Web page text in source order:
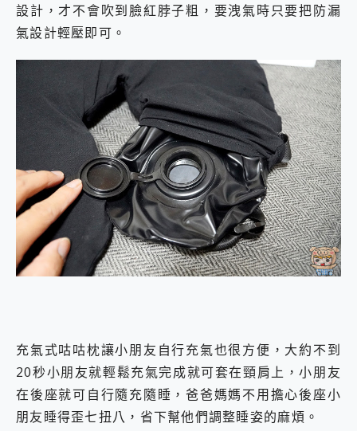
設計，才不會吹到臉紅脖子粗，要洩氣時只要把防漏
氣設計輕壓即可。
充氣式咕咕枕讓小朋友自行充氣也很方便，大約不到
20秒小朋友就輕鬆充氣完成就可套在頸肩上，小朋友
在後座就可自行隨充隨睡，爸爸媽媽不用擔心後座小
朋友睡得歪七扭八，省下幫他們調整睡姿的麻煩。